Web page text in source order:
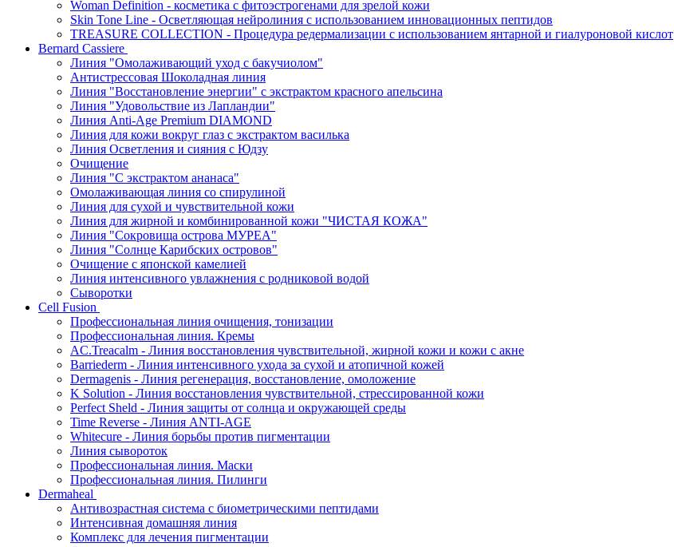
Woman Definition - косметика с фитоэстрогенами для зрелой кожи
Skin Tone Line - Осветляющая нейролиния с использованием инновационных пептидов
TREASURE COLLECTION - Процедура редермализации с использованием янтарной и гиалуроновой кислот
Bernard Cassiere
Линия "Омолаживающий уход с бакучиолом"
Антистрессовая Шоколадная линия
Линия "Восстановление энергии" с экстрактом красного апельсина
Линия "Удовольствие из Лапландии"
Линия Anti-Age Premium DIAMOND
Линия для кожи вокруг глаз с экстрактом василька
Линия Осветления и сияния с Юдзу
Очищение
Линия "С экстрактом ананаса"
Омолаживающая линия со спирулиной
Линия для сухой и чувствительной кожи
Линия для жирной и комбинированной кожи "ЧИСТАЯ КОЖА"
Линия "Сокровища острова МУРЕА"
Линия "Солнце Карибских островов"
Очищение с японской камелией
Линия интенсивного увлажнения с родниковой водой
Сыворотки
Cell Fusion
Профессиональная линия очищения, тонизации
Профессиональная линия. Кремы
AC.Treacalm - Линия восстановления чувствительной, жирной кожи и кожи с акне
Barriederm - Линия интенсивного ухода за сухой и атопичной кожей
Dermagenis - Линия регенерация, восстановление, омоложение
K Solution - Линия восстановления чувствительной, стрессированной кожи
Perfect Sheld - Линия защиты от солнца и окружающей среды
Time Reverse - Линия ANTI-AGE
Whitecure - Линия борьбы против пигментации
Линия сывороток
Профессиональная линия. Маски
Профессиональная линия. Пилинги
Dermaheal
Антивозрастная система с биометрическими пептидами
Интенсивная домашняя линия
Комплекс для лечения пигментации